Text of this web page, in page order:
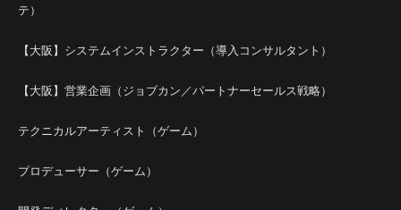
テ）
【大阪】システムインストラクター（導入コンサルタント）
【大阪】営業企画（ジョブカン／パートナーセールス戦略）
テクニカルアーティスト（ゲーム）
プロデューサー（ゲーム）